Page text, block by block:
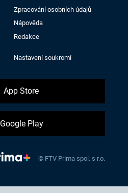
Zpracování osobních údajů
Nápověda
Redakce
Nastavení soukromí
App Store
Google Play
© FTV Prima spol. s r.o.